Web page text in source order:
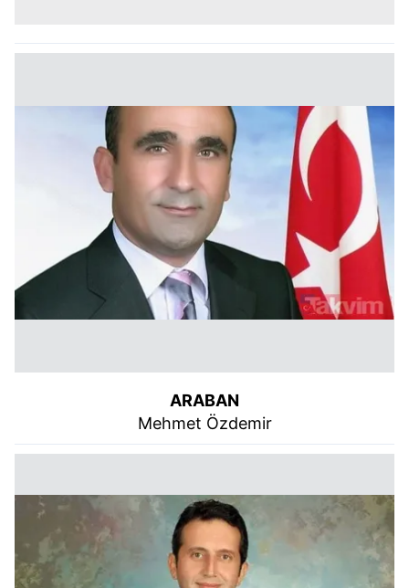
ARABAN
Mehmet Özdemir